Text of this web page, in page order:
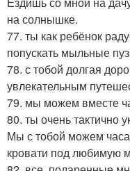
на солнышке.
77. ты как ребёнок
попускать мыльные
78. с тобой долгая
увлекательным
79. мы можем вместе
80. ты очень тактично
Мы с тобой можем
кровати под любимую